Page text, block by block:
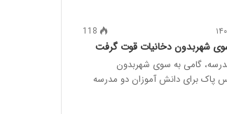
۲۱ 118
شهربدون دخانیات قوت گرفت
گامی به سوی شهربدون
پاک برای دانش آموزان دو مدرسه